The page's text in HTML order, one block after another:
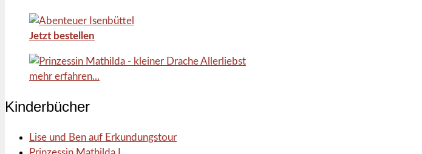
Jetzt bestellen
mehr erfahren...
Kinderbücher
Lise und Ben auf Erkundungstour